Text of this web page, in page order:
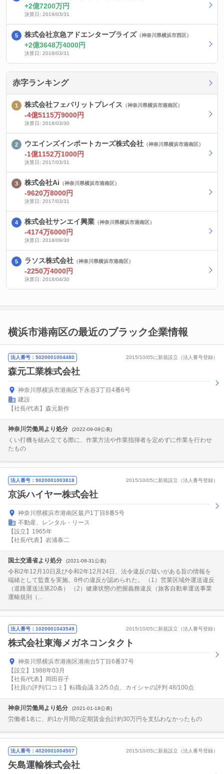
2億7200万円
決算日: 2019/03/31
株式会社京急アドエンタープライズ （神奈川県横浜市西区）
2億3648万4000円
決算日: 2018/03/31
赤字ランキング
株式会社フェバリットプレイス （神奈川県横浜市港南区）
-4億5115万9000円
決算日: 2018/03/30
ウエインズインポートカーズ株式会社 （神奈川県横浜市港南区）
-1億1152万1000円
決算日: 2017/03/31
株式会社Ai （神奈川県横浜市港南区）
-9620万8000円
決算日: 2017/03/31
株式会社サンエイ興業 （神奈川県横浜市港南区）
-4174万6000円
決算日: 2018/09/30
ラソス株式会社 （神奈川県横浜市港南区）
-2250万4000円
決算日: 2018/04/30
横浜市港南区の最近のブラック企業情報
法人番号：5020001004480 2015/10/05に新規設立（法人番号登録）
森元工業株式会社
神奈川県横浜市港南区下永谷3丁目4番6号
建設
【社長/代表】森元新作
神奈川労働局より処分 (2022-09-08公表)
くい打機を組み立てる際に、作業方法や作業指揮者を定めずに作業を行わせ
たもの
法人番号：9020001003818 2015/10/05に新規設立（法人番号登録）
京浜ハイヤー株式会社
神奈川県横浜市港南区最戸1丁目8番5号
不動産、レンタル・リース
【設立】1965年
【社長/代表】岩浦泰二
国土交通省より処分 (2021-08-31公表)
令和2年12月10日及び令和2年12月24日、法令違反の疑いがある旨の情報を
端緒として監査を実施。8件の違反が認められた。 （1）営業区域外運送違反
（道路運送法第20条） （2）健康状態の把握義務違反（旅客自動車運送事業
運輸規則（...
法人番号：1020001043549 2015/10/05に新規設立（法人番号登録）
株式会社東海メガネコンタクト
神奈川県横浜市港南区港南台5丁目6番37号
【設立】1988年03月
【社長/代表】岡田容子
【社員の評判/口コミ】転職会議 3.2/5.0点、カイシャの評判 48/100点
神奈川労働局より処分 (2021-01-18公表)
労働者1名に、約1か月間の定期賃金合計約30万円を支払わなかったもの
法人番号：4020001004507 2015/10/05に新規設立（法人番号登録）
矢島運輸株式会社